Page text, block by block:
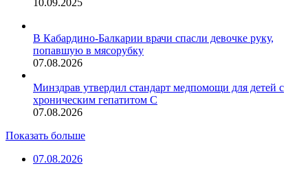
В Кабардино-Балкарии врачи спасли девочке руку,
попавшую в мясорубку
07.08.2026
Минздрав утвердил стандарт медпомощи для детей с
хроническим гепатитом С
07.08.2026
Показать больше
07.08.2026